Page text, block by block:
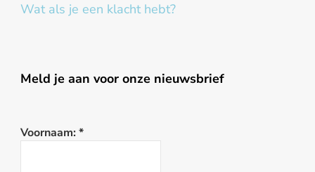
Wat als je een klacht hebt?
Meld je aan voor onze nieuwsbrief
Voornaam: *